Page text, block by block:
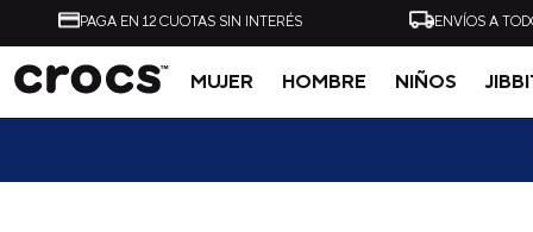
PAGA EN 12 CUOTAS SIN INTERÉS ENVÍOS A
MUJER HOMBRE NIÑOS
Tal vez te interese